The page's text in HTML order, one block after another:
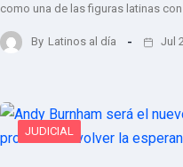
como una de las figuras latinas
By Latinos al día Jul
JUDICIAL